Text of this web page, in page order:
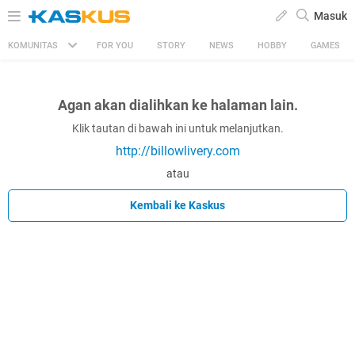
Masuk
KOMUNITAS FOR YOU STORY NEWS HOBBY GAMES
Agan akan dialihkan ke halaman lain.
Klik tautan di bawah ini untuk melanjutkan.
http://billowlivery.com
atau
Kembali ke Kaskus